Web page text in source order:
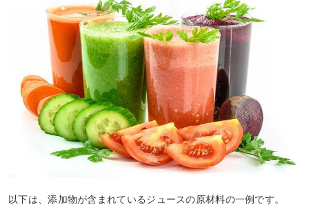
以下は、添加物が含まれているジュースの原材料の一例です。